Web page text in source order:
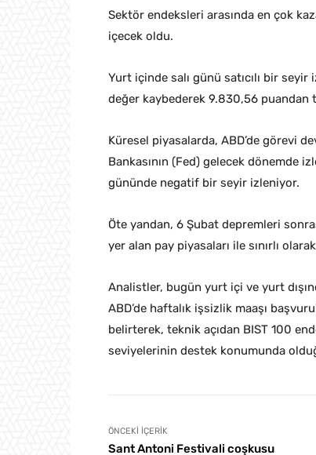
Sektör endeksleri arasında en çok
içecek oldu.
Yurt içinde salı günü satıcılı bir
değer kaybederek 9.830,56 puandan
Küresel piyasalarda, ABD’de görevi
Bankasının (Fed) gelecek dönemde
gününde negatif bir seyir izleniyor.
Öte yandan, 6 Şubat depremleri
yer alan pay piyasaları ile sınırlı
Analistler, bugün yurt içi ve yurt
ABD’de haftalık işsizlik maaşı
belirterek, teknik açıdan BIST 100
seviyelerinin destek konumunda
ÖNCEKI İÇERIK
Sant Antoni Festivali coşkusu